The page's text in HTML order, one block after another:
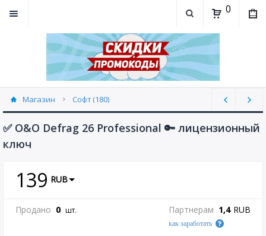
0
Магазин Софт (180)
✅ O&O Defrag 26 Professional 🔑 лицензионный
ключ
139 RUB
Продано 0 шт. Партнерам 1,4 RUB
как заработать